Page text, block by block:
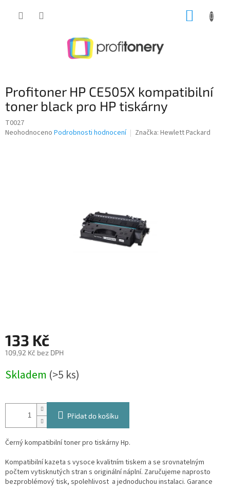
Profitoner HP CE505X kompatibilní
toner black pro HP tiskárny
T0027
Průměrné
Neohodnoceno Podrobnosti hodnocení Značka: Hewlett Packard
133 Kč
109,92 Kč bez DPH
cena:
Skladem (>5 ks)
Přidat do košíku
Černý kompatibilní toner pro tiskárny Hp.
Kompatibilní kazeta s vysoce kvalitním tiskem a se srovnatelným
počtem vytisknutých stran s originální náplní. Zaručujeme naprosto
bezproblémový tisk, spolehlivost a jednoduchou instalaci. Garance